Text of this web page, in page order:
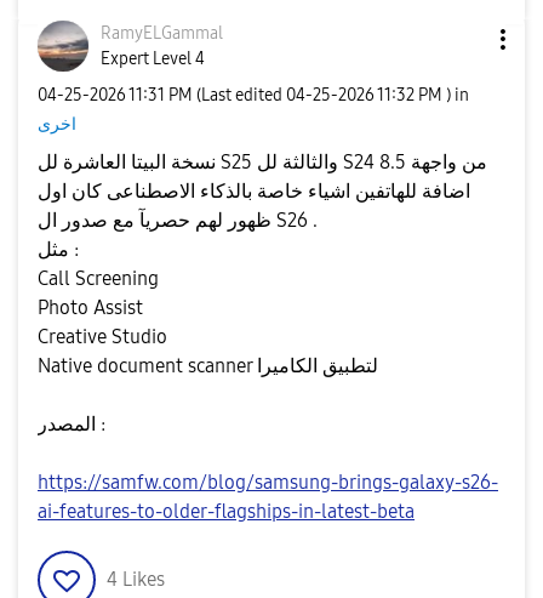
RamyELGammal
Expert Level 4
‎04-25-202611:31 PM (Last edited ‎04-25-202611:32 PM ) in
اخرى
نسخة البيتا العاشرة لل S25 والثالثة لل S24 من واجهة 8.5
اضافة للهاتفين اشياء خاصة بالذكاء الاصطناعى كان اول
ظهور لهم حصريآ مع صدور ال S26 .
مثل :
Call Screening
Photo Assist
Creative Studio
Native document scanner لتطبيق الكاميرا
المصدر :
https://samfw.com/blog/samsung-brings-galaxy-s26-
ai-features-to-older-flagships-in-latest-beta
4 Likes